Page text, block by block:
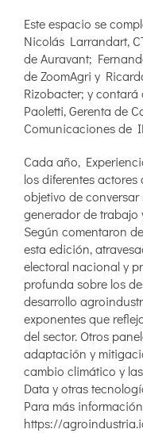
Este espacio se
Nicolás Larrandart,
de Auravant;
de ZoomAgri y
Rizobacter; y
Paoletti, Gerenta de
Comunicaciones de
Cada año,
los diferentes actores
objetivo de
generador de trabajo
Según comentaron
esta edición,
electoral nacional y
profunda sobre los
desarrollo
exponentes que
del sector. Otros
adaptación y
cambio climático y
Data y otras
Para más
https://